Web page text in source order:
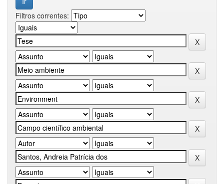
Filtros correntes: